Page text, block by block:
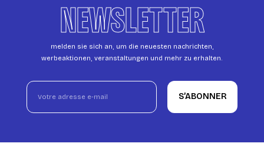
NEWSLETTER
melden sie sich an, um die neuesten nachrichten,
werbeaktionen, veranstaltungen und mehr zu erhalten.
S’ABONNER